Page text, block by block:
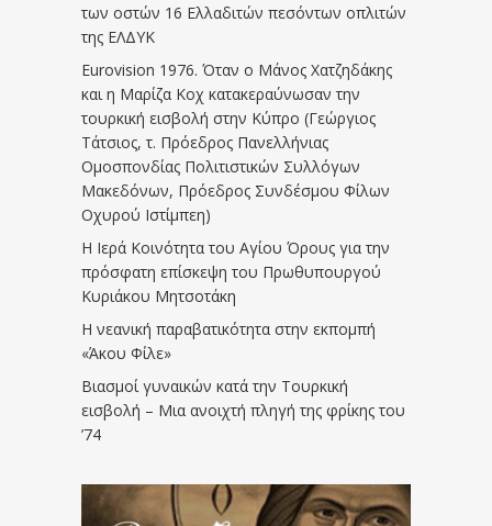
των οστών 16 Ελλαδιτών πεσόντων οπλιτών
της ΕΛΔΥΚ
Eurovision 1976. Όταν ο Μάνος Χατζηδάκης
και η Μαρίζα Κοχ κατακεραύνωσαν την
τουρκική εισβολή στην Κύπρο (Γεώργιος
Τάτσιος, τ. Πρόεδρος Πανελλήνιας
Ομοσπονδίας Πολιτιστικών Συλλόγων
Μακεδόνων, Πρόεδρος Συνδέσμου Φίλων
Οχυρού Ιστίμπεη)
Η Ιερά Κοινότητα του Αγίου Όρους για την
πρόσφατη επίσκεψη του Πρωθυπουργού
Κυριάκου Μητσοτάκη
Η νεανική παραβατικότητα στην εκπομπή
«Άκου Φίλε»
Βιασμοί γυναικών κατά την Τουρκική
εισβολή – Μια ανοιχτή πληγή της φρίκης του
’74